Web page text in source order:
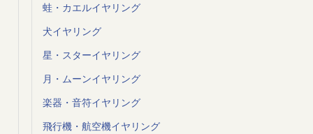
蛙・カエルイヤリング
犬イヤリング
星・スターイヤリング
月・ムーンイヤリング
楽器・音符イヤリング
飛行機・航空機イヤリング